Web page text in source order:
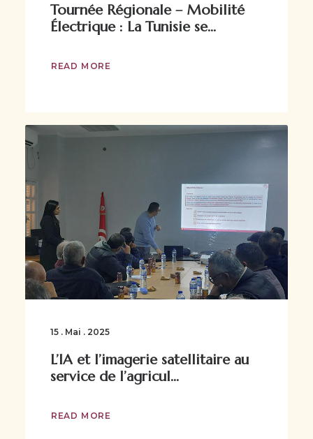
Tournée Régionale – Mobilité
Électrique : La Tunisie se...
READ MORE
15 . Mai . 2025
L’IA et l’imagerie satellitaire au
service de l’agricul...
READ MORE